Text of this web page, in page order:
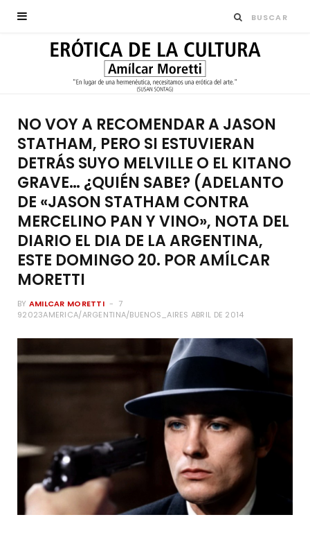
NO VOY A RECOMENDAR A JASON
STATHAM, PERO SI ESTUVIERAN
DETRÁS SUYO MELVILLE O EL KITANO
GRAVE… ¿QUIÉN SABE? (ADELANTO
DE «JASON STATHAM CONTRA
MERCELINO PAN Y VINO», NOTA DEL
DIARIO EL DIA DE LA ARGENTINA,
ESTE DOMINGO 20. POR AMÍLCAR
MORETTI
BY AMILCAR MORETTI
7
92023AMERICA/ARGENTINA/BUENOS_AIRES ABRIL DE 2014